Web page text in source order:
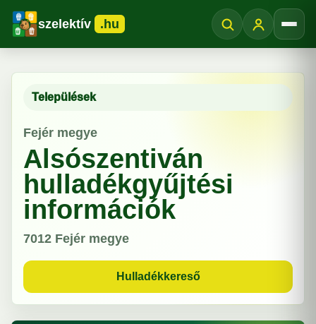
szelektív .hu
Települések
Fejér megye
Alsószentiván
hulladékgyűjtési
információk
7012 Fejér megye
Hulladékkereső